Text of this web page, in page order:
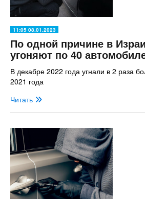
11:05 08.01.2023
По одной причине в
угоняют по 40
В декабре 2022 года угнали в 2 раза
2021 года
Читать